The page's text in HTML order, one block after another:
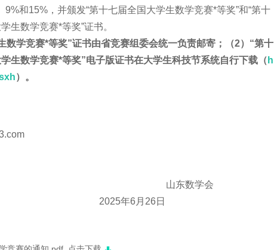
和15%，并颁发“第十七届全国大学生数学竞赛*等奖”和“第十
生数学竞赛*等奖”证书。
学竞赛*等奖”证书由省竞赛组委会统一负责邮寄；（2）“第十
生数学竞赛*等奖”电子版证书在大学生科技节系统自行下载（ h
）。
数学会
月26日